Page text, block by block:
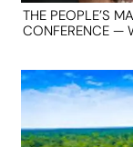
THE PEOPLE’S
CONFERENCE —